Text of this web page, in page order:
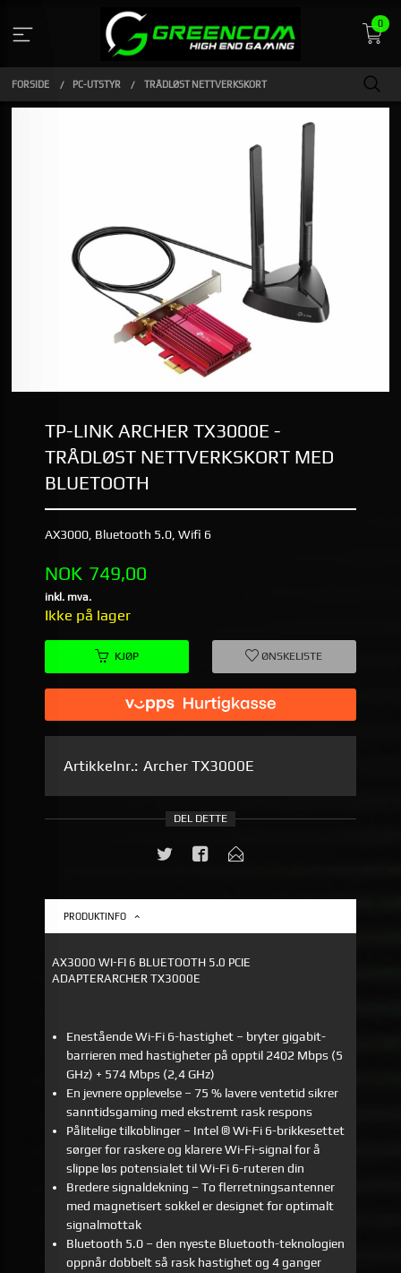
innholdet
0
FORSIDE PC-UTSTYR TRÅDLØST NETTVERKSKORT
TP-LINK ARCHER TX3000E -
TRÅDLØST NETTVERKSKORT MED
BLUETOOTH
AX3000, Bluetooth 5.0, Wifi 6
Pris
NOK 749,00
inkl. mva.
Ikke på lager
KJØP ØNSKELISTE
Artikkelnr.: Archer TX3000E
DEL DETTE
PRODUKTINFO
AX3000 WI-FI 6 BLUETOOTH 5.0 PCIE
ADAPTERARCHER TX3000E
Enestående Wi-Fi 6-hastighet – bryter gigabit-
barrieren med hastigheter på opptil 2402 Mbps (5
GHz) + 574 Mbps (2,4 GHz)
En jevnere opplevelse – 75 % lavere ventetid sikrer
sanntidsgaming med ekstremt rask respons
Pålitelige tilkoblinger – Intel ® Wi-Fi 6-brikkesettet
sørger for raskere og klarere Wi-Fi-signal for å
slippe løs potensialet til Wi-Fi 6-ruteren din
Bredere signaldekning – To flerretningsantenner
med magnetisert sokkel er designet for optimalt
signalmottak
Bluetooth 5.0 – den nyeste Bluetooth-teknologien
oppnår dobbelt så rask hastighet og 4 ganger